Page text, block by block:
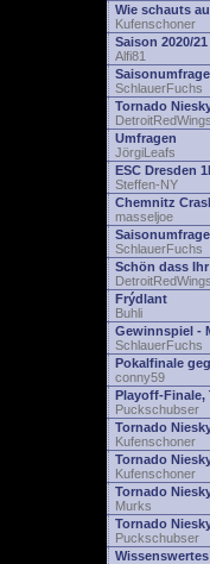
Wie schauts
Kufenschoner
Saison 2020/
Alfi81
Saisonumfrage
SchlauerFuchs
Tornado
Umfragen
JörgiLeafs
ESC Dresden
Steffen-NY
Chemnitz
masseljoe
Saisonumfrage
SchlauerFuchs
Schön dass
Frýdlant
Buhli
Gewinnspiel -
SchlauerFuchs
Pokalfinale
conny59
Playoff-Finale,
Puckschubser
Tornado
Kufenschoner
Tornado
Kufenschoner
Tornado
Murks
Tornado
Puckschubser